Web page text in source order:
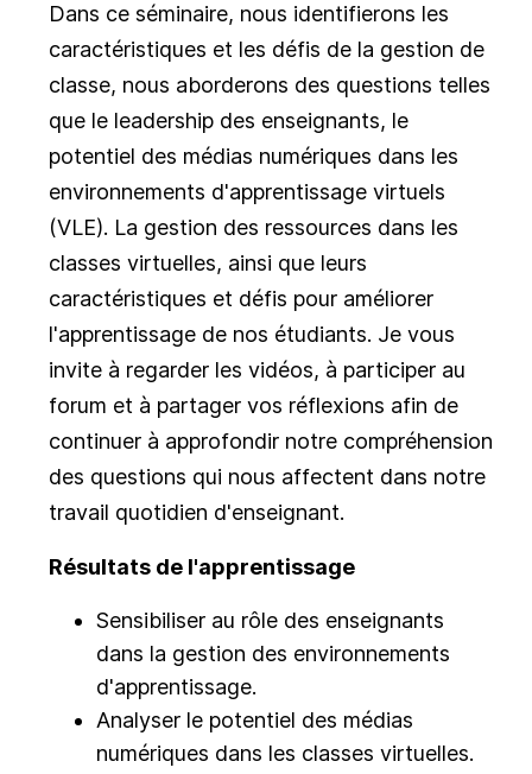
Dans ce séminaire, nous identifierons les
caractéristiques et les défis de la gestion de
classe, nous aborderons des questions telles
que le leadership des enseignants, le
potentiel des médias numériques dans les
environnements d'apprentissage virtuels
(VLE). La gestion des ressources dans les
classes virtuelles, ainsi que leurs
caractéristiques et défis pour améliorer
l'apprentissage de nos étudiants. Je vous
invite à regarder les vidéos, à participer au
forum et à partager vos réflexions afin de
continuer à approfondir notre compréhension
des questions qui nous affectent dans notre
travail quotidien d'enseignant.
Résultats de l'apprentissage
Sensibiliser au rôle des enseignants
dans la gestion des environnements
d'apprentissage.
Analyser le potentiel des médias
numériques dans les classes virtuelles.